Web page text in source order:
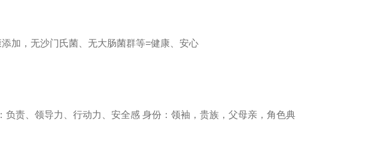
加，无沙门氏菌、无大肠菌群等=健康、安心
责、领导力、行动力、安全感 身份：领袖，贵族，父母亲，角色典